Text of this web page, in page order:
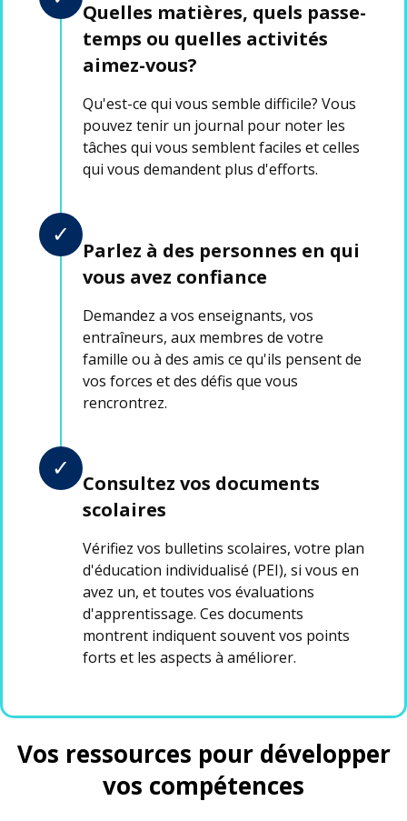
Quelles matières, quels passe-
temps ou quelles activités
aimez-vous?
Qu'est-ce qui vous semble difficile? Vous
pouvez tenir un journal pour noter les
tâches qui vous semblent faciles et celles
qui vous demandent plus d'efforts.
✓
Parlez à des personnes en qui
vous avez confiance
Demandez a vos enseignants, vos
entraîneurs, aux membres de votre
famille ou à des amis ce qu'ils pensent de
vos forces et des défis que vous
rencrontrez.
✓
Consultez vos documents
scolaires
Vérifiez vos bulletins scolaires, votre plan
d'éducation individualisé (PEI), si vous en
avez un, et toutes vos évaluations
d'apprentissage. Ces documents
montrent indiquent souvent vos points
forts et les aspects à améliorer.
Vos ressources pour développer
vos compétences